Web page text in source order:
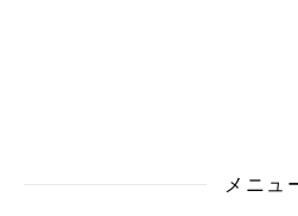
メニュ